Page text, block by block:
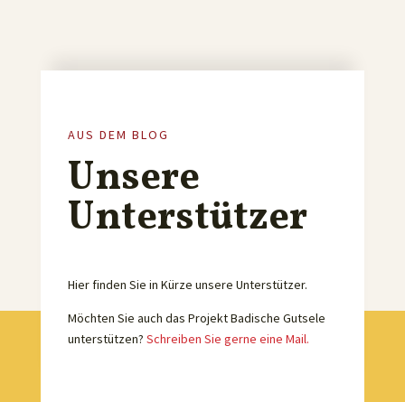
AUS DEM BLOG
Unsere
Unterstützer
Hier finden Sie in Kürze unsere Unterstützer.
Möchten Sie auch das Projekt Badische Gutsele
unterstützen? Schreiben Sie gerne eine Mail.